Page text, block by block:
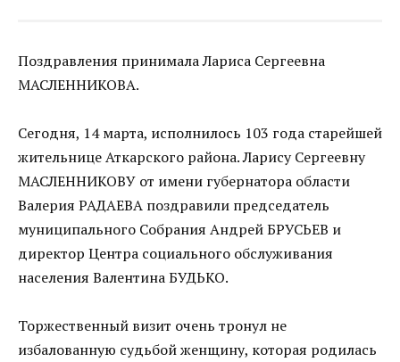
Поздравления принимала Лариса Сергеевна
МАСЛЕННИКОВА.
Сегодня, 14 марта, исполнилось 103 года старейшей
жительнице Аткарского района. Ларису Сергеевну
МАСЛЕННИКОВУ от имени губернатора области
Валерия РАДАЕВА поздравили председатель
муниципального Собрания Андрей БРУСЬЕВ и
директор Центра социального обслуживания
населения Валентина БУДЬКО.
Торжественный визит очень тронул не
избалованную судьбой женщину, которая родилась